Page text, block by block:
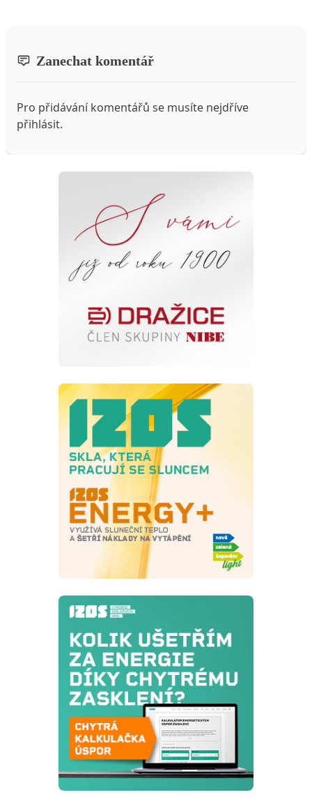
Zanechat komentář
Pro přidávání komentářů se musíte nejdříve
přihlásit.